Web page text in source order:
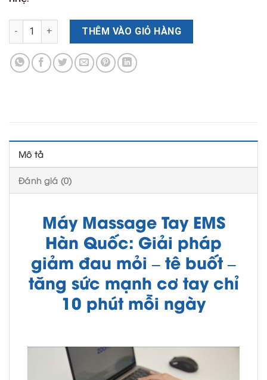
Máy Massage Tay EMS Hàn Quốc số lượng
THÊM VÀO GIỎ HÀNG
Mô tả
Đánh giá (0)
Máy Massage Tay EMS
Hàn Quốc: Giải pháp
giảm đau mỏi – tê buốt –
tăng sức mạnh cơ tay chỉ
10 phút mỗi ngày